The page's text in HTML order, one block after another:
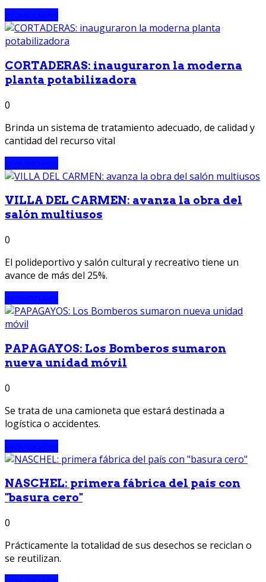
CORTADERAS: inauguraron la moderna
planta potabilizadora
0
Brinda un sistema de tratamiento adecuado, de calidad y
cantidad del recurso vital
VILLA DEL CARMEN: avanza la obra del
salón multiusos
0
El polideportivo y salón cultural y recreativo tiene un
avance de más del 25%.
PAPAGAYOS: Los Bomberos sumaron
nueva unidad móvil
0
Se trata de una camioneta que estará destinada a
logística o accidentes.
NASCHEL: primera fábrica del país con
"basura cero"
0
Prácticamente la totalidad de sus desechos se reciclan o
se reutilizan.